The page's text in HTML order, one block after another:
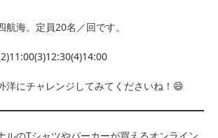
海。定員20名／回です。
洋にチャレンジしてみてくださいね！😄
ルのTシャツやパーカーが買えるオンライン